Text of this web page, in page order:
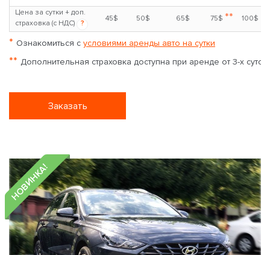
Цена за сутки + доп.
страховка (с НДС)
?
45$ 50$ 65$ 75$ ** 100$
* Ознакомиться с условиями аренды авто на сутки
** Дополнительная страховка доступна при аренде от 3-х суток
Заказать
НОВИНКА!